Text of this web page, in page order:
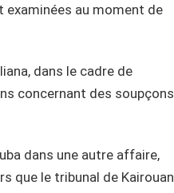
examinées au moment de
dans le cadre de
concernant des soupçons
dans une autre affaire,
que le tribunal de Kairouan